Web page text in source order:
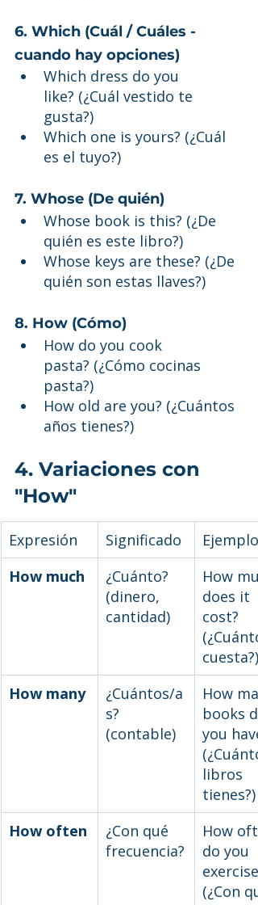
6. Which (Cuál / Cuáles -
cuando hay opciones)
Which dress do you
like? (¿Cuál vestido te
gusta?)
Which one is yours? (¿Cuál
es el tuyo?)
7. Whose (De quién)
Whose book is this? (¿De
quién es este libro?)
Whose keys are these? (¿De
quién son estas llaves?)
8. How (Cómo)
How do you cook
pasta? (¿Cómo cocinas
pasta?)
How old are you? (¿Cuántos
años tienes?)
4. Variaciones con
"How"
Expresión Significado
Ejemplo
How much
¿Cuánto?
(dinero,
cantidad)
How
does it
cost?
(¿Cuánto
cuesta?)
How many
¿Cuántos/a
s?
(contable)
How
books
you
libros
tienes?)
How often
¿Con qué
frecuencia?
How
do you
(¿Con